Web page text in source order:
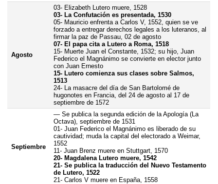
Agosto
03- Elizabeth Lutero muere, 1528
03- La Confutación es presentada, 1530
05- Mauricio enfrenta a Carlos V, 1552, quien se ve
forzado a entregar derechos legales a los luteranos, al
firmar la paz de Passau, 02 de agosto
07- El papa cita a Lutero a Roma, 1518
15- Muerte Juan el Constante, 1532; su hijo, Juan
Federico el Magnánimo se convierte en elector junto
con Juan Ernesto
15- Lutero comienza sus clases sobre Salmos,
1513
24- La masacre del día de San Bartolomé de
hugonotes en Francia, del 24 de agosto al 17 de
septiembre de 1572
Septiembre
— Se publica la segunda edición de la Apología (La
Octava), septiembre de 1531
01- Juan Federico el Magnánimo es liberado de su
cautividad; muda la capital del electorado a Weimar,
1552
11- Juan Brenz muere en Stuttgart, 1570
20- Magdalena Lutero muere, 1542
21- Se publica la traducción del Nuevo Testamento
de Lutero, 1522
21- Carlos V muere en España, 1558